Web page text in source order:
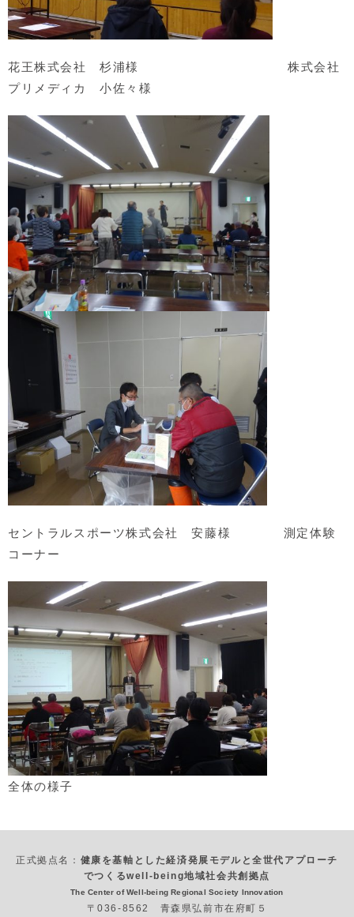
花王株式会社 杉浦様 株式会社
プリメディカ 小佐々様
セントラルスポーツ株式会社 安藤様 測定体験
コーナー
全体の様子
正式拠点名： 健康を基軸とした経済発展モデルと全世代アプローチ
でつくるwell-being地域社会共創拠点
The Center of Well-being Regional Society Innovation
〒036-8562 青森県弘前市在府町５